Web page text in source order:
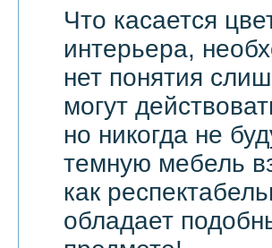
Что касается
интерьера,
нет понятия
могут
но никогда не
темную мебель
как
обладает